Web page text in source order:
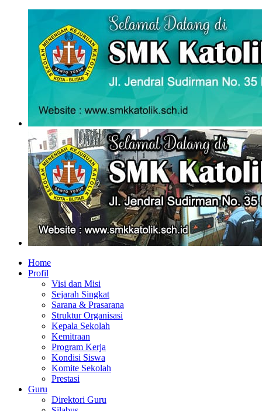
Home
Profil
Visi dan Misi
Sejarah Singkat
Sarana & Prasarana
Struktur Organisasi
Kepala Sekolah
Kemitraan
Program Kerja
Kondisi Siswa
Komite Sekolah
Prestasi
Guru
Direktori Guru